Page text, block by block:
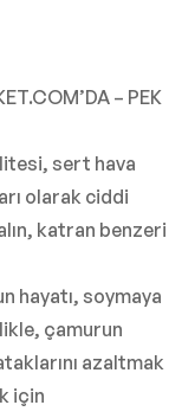
– PEK
sert hava
olarak ciddi
katran benzeri
hayatı, soymaya
çamurun
azaltmak
için